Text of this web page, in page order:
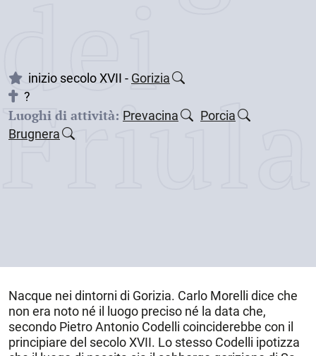
dei
inizio secolo XVII - Gorizia
?
Luoghi di attività: Prevacina
Porcia
Brugnera
Nacque nei dintorni di Gorizia. Carlo Morelli dice che
non era noto né il luogo preciso né la data che,
secondo Pietro Antonio Codelli coinciderebbe con il
principiare del secolo XVII. Lo stesso Codelli ipotizza